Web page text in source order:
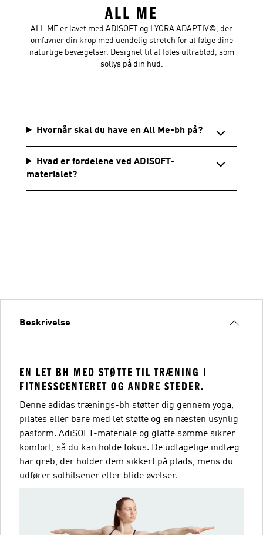
ALL ME
ALL ME er lavet med ADISOFT og LYCRA ADAPTIV©, der
omfavner din krop med uendelig stretch for at følge dine
naturlige bevægelser. Designet til at føles ultrablød, som
sollys på din hud.
Hvornår skal du have en All Me-bh på?
Hvad er fordelene ved ADISOFT-
materialet?
Beskrivelse
EN LET BH MED STØTTE TIL TRÆNING I
FITNESSCENTERET OG ANDRE STEDER.
Denne adidas trænings-bh støtter dig gennem yoga,
pilates eller bare med let støtte og en næsten usynlig
pasform. AdiSOFT-materiale og glatte sømme sikrer
komfort, så du kan holde fokus. De udtagelige indlæg
har greb, der holder dem sikkert på plads, mens du
udfører solhilsener eller blide øvelser.